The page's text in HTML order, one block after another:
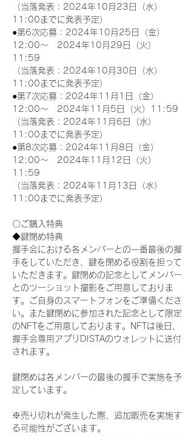
（当落発表：2024年10月23日（水）
11:00までに発表予定）
●第6次応募：2024年10月25日（金）
12:00～　2024年10月29日（火）
11:59
（当落発表：2024年10月30日（水）
11:00までに発表予定）
●第7次応募：2024年11月1日（金）
12:00～　2024年11月5日（火）11:59
（当落発表：2024年11月6日（水）
11:00までに発表予定）
●第8次応募：2024年11月8日（金）
12:00～　2024年11月12日（火）
11:59
（当落発表：2024年11月13日（水）
11:00までに発表予定）
〇ご購入特典
◆鍵閉め特典
握手会における各メンバーとの一番最後の握
手をしていただき、鍵を閉める役割を担って
いただきます。鍵閉めの記念としてメンバー
とのツーショット撮影をご用意しておりま
す。ご自身のスマートフォンをご準備くださ
い。また鍵閉めに参加された記念として限定
のNFTをご用意しております。NFTは後日、
握手会専用アプリDISTAのウォレットに送付
されます。
鍵閉めは各メンバーの最後の握手で実施を予
定しています。
※売り切れが発生した際、追加販売を実施す
る可能性がございます。